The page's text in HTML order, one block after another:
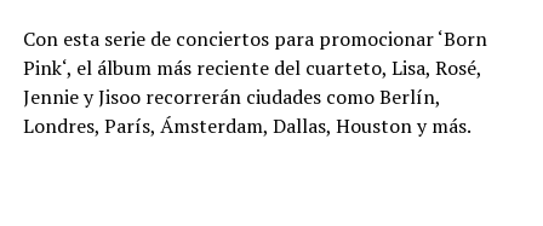
Con esta serie de conciertos para promocionar ‘Born
Pink‘, el álbum más reciente del cuarteto, Lisa, Rosé,
Jennie y Jisoo recorrerán ciudades como Berlín,
Londres, París, Ámsterdam, Dallas, Houston y más.